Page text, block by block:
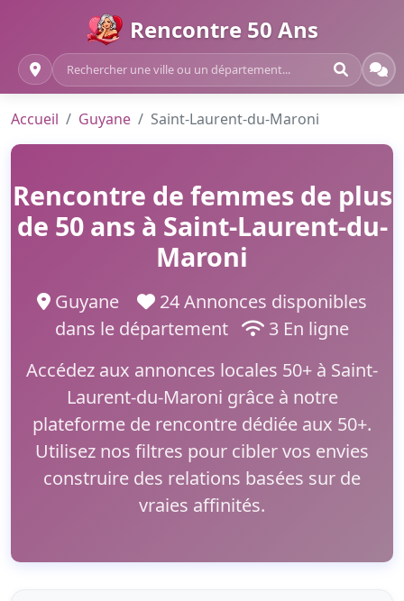
Rencontre 50 Ans
Accueil Guyane Saint-Laurent-du-Maroni
Rencontre de femmes de plus
de 50 ans à Saint-Laurent-du-
Maroni
Guyane
24 Annonces disponibles
dans le département
3 En ligne
Accédez aux annonces locales 50+ à Saint-
Laurent-du-Maroni grâce à notre
plateforme de rencontre dédiée aux 50+.
Utilisez nos filtres pour cibler vos envies
construire des relations basées sur de
vraies affinités.